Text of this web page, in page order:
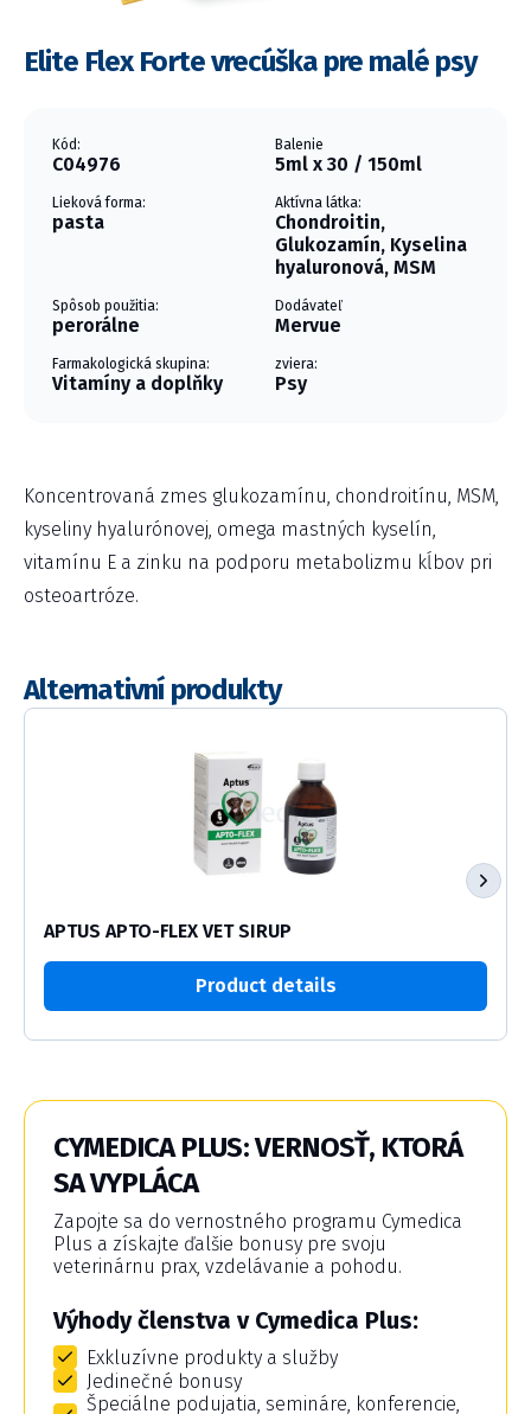
Elite Flex Forte vrecúška pre malé psy
Kód:
C04976
Balenie
5ml x 30 / 150ml
Lieková forma:
pasta
Aktívna látka:
Chondroitin,
Glukozamín, Kyselina
hyaluronová, MSM
Spôsob použitia:
perorálne
Dodávateľ
Mervue
Farmakologická skupina:
Vitamíny a doplňky
zviera:
Psy
Koncentrovaná zmes glukozamínu, chondroitínu, MSM,
kyseliny hyalurónovej, omega mastných kyselín,
vitamínu E a zinku na podporu metabolizmu kĺbov pri
osteoartróze.
Alternativní produkty
APTUS APTO-FLEX VET SIRUP
Product details
CYMEDICA PLUS: VERNOSŤ, KTORÁ
SA VYPLÁCA
Zapojte sa do vernostného programu Cymedica
Plus a získajte ďalšie bonusy pre svoju
veterinárnu prax, vzdelávanie a pohodu.
Výhody členstva v Cymedica Plus:
Exkluzívne produkty a služby
Jedinečné bonusy
Špeciálne podujatia, semináre, konferencie,